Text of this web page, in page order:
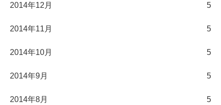
2014年12月 5
2014年11月 5
2014年10月 5
2014年9月 5
2014年8月 5